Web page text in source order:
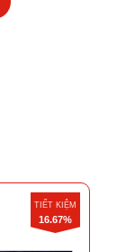
TIẾT KIỆM
16.67%